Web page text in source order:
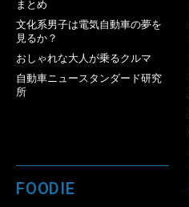
まとめ
文化系男子は電気自動車の夢を
見るか？
おしゃれな大人が乗るクルマ
自動車ニュースタンダード研究
所
FOODIE